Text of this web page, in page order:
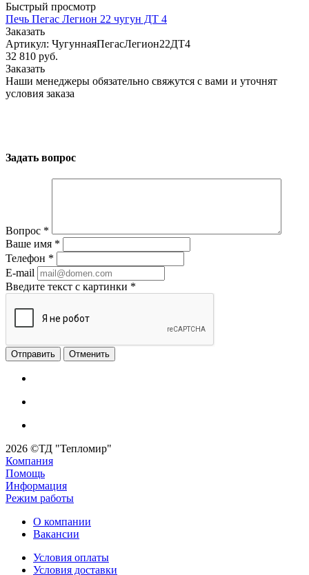
Быстрый просмотр
Печь Пегас Легион 22 чугун ДТ 4
Заказать
Артикул: ЧугуннаяПегасЛегион22ДТ4
32 810 руб.
Заказать
Наши менеджеры обязательно свяжутся с вами и уточнят
условия заказа
Задать вопрос
Вопрос *
Ваше имя *
Телефон *
E-mail
Введите текст с картинки *
Отменить
2026 ©ТД "Тепломир"
Компания
Помощь
Информация
Режим работы
О компании
Вакансии
Условия оплаты
Условия доставки